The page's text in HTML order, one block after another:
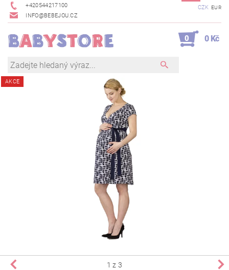
+420544217100
INFO@BEBEJOU.CZ
CZK EUR
0 0 Kč
AKCE
1 z 3